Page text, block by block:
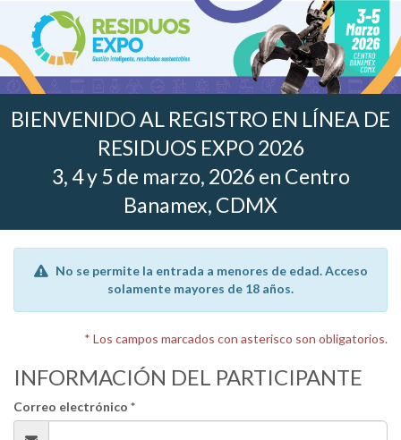
BIENVENIDO AL REGISTRO EN LÍNEA DE
RESIDUOS EXPO 2026
3, 4 y 5 de marzo, 2026 en Centro
Banamex, CDMX
No se permite la entrada a menores de edad. Acceso
solamente mayores de 18 años.
* Los campos marcados con asterisco son obligatorios.
INFORMACIÓN DEL PARTICIPANTE
Correo electrónico *